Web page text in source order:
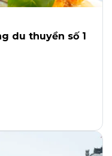
du thuyền số 1